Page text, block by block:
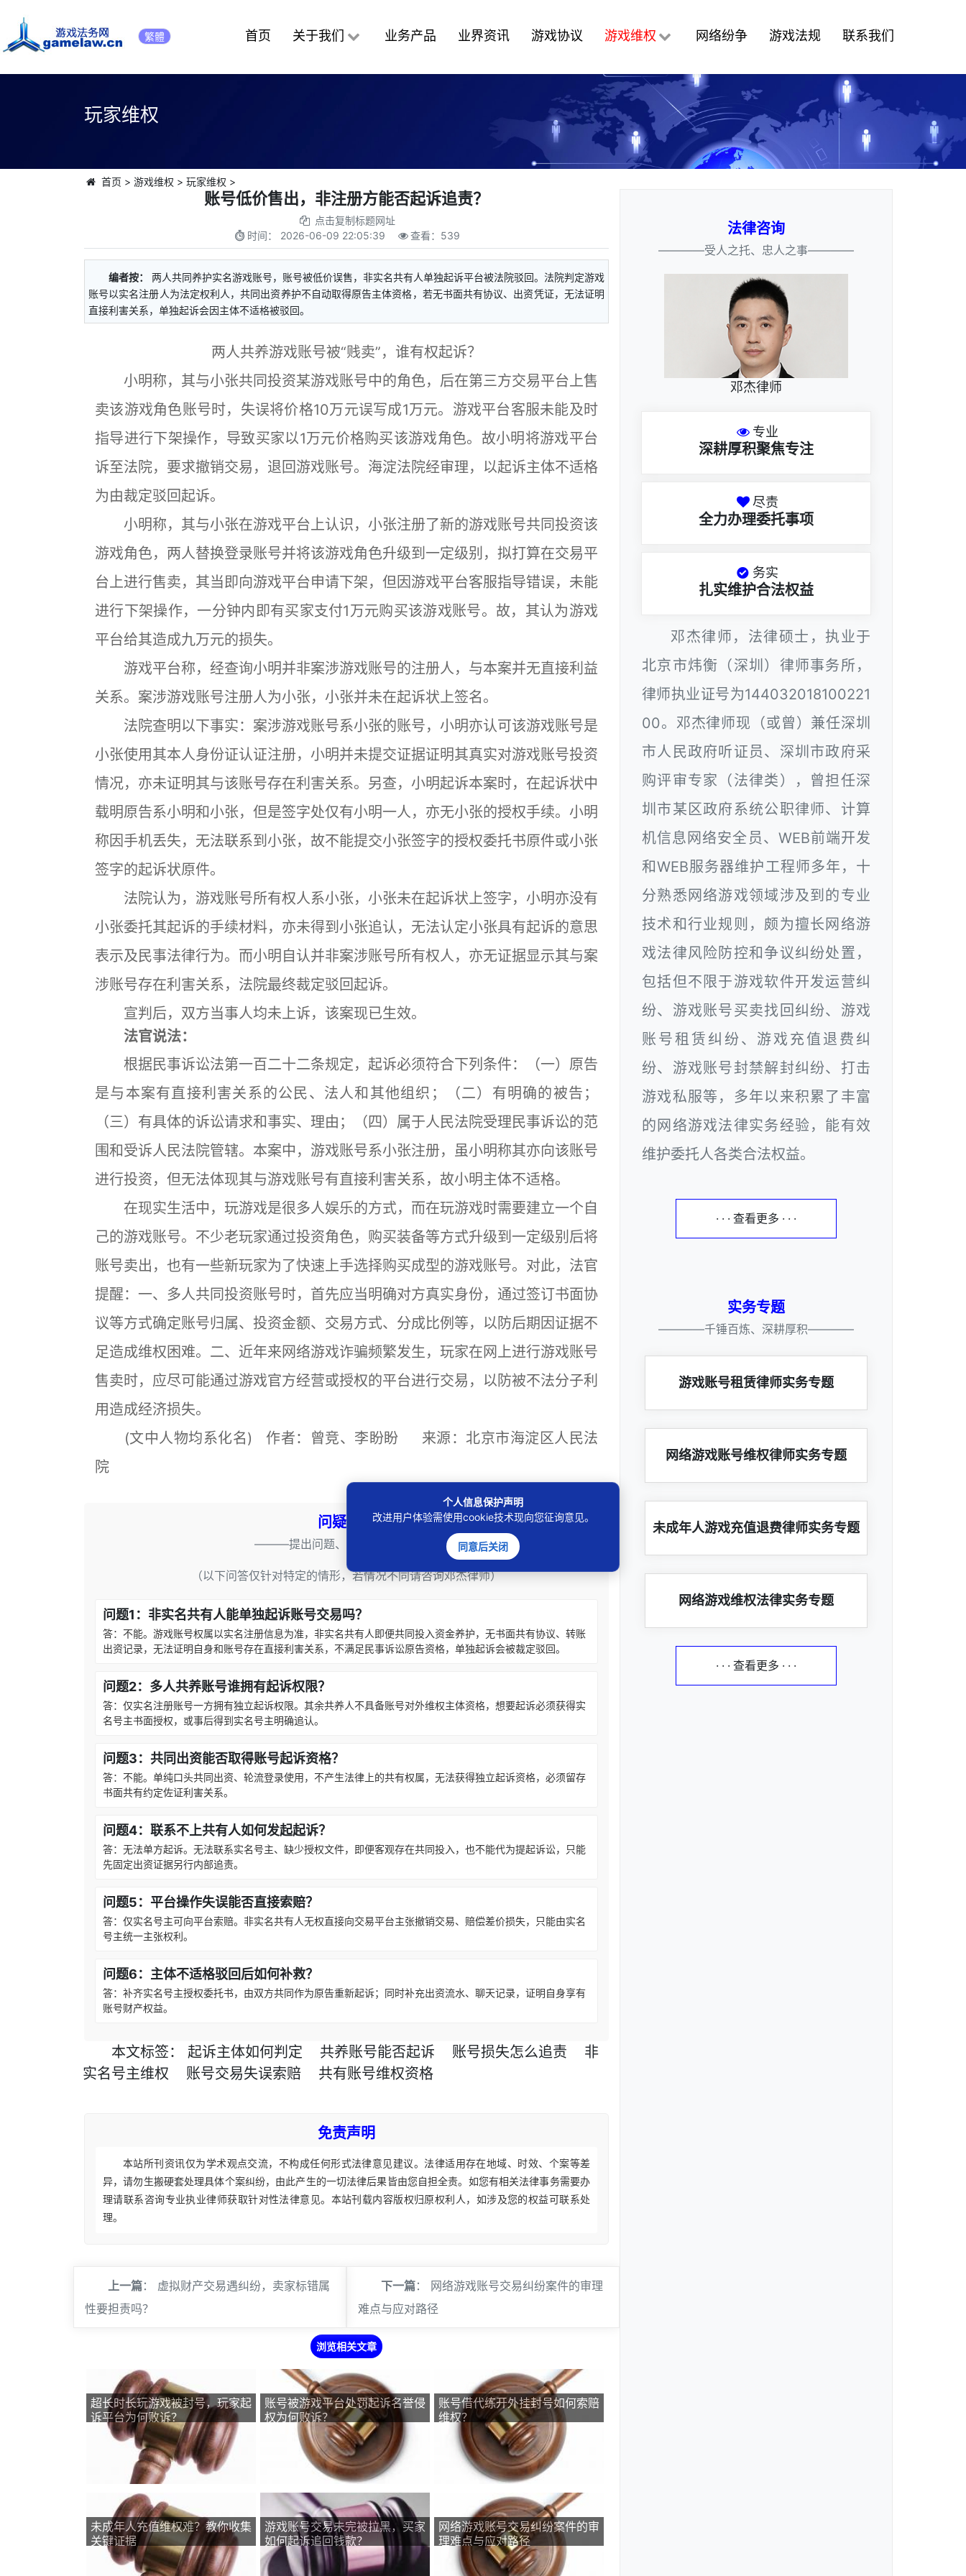
繁體 首页 关于我们 业务产品 业界资讯 游戏协议 游戏维权 网络纷争 游戏法规 联系我们
玩家维权
首页 > 游戏维权 > 玩家维权 >
账号低价售出，非注册方能否起诉追责？
点击复制标题网址
时间： 2026-06-09 22:05:39 查看： 539
编者按：
两人共同养护实名游戏账号，账号被低价误售，非实名共有人单独起诉平台被法院驳回。法院判定游戏
账号以实名注册人为法定权利人，共同出资养护不自动取得原告主体资格，若无书面共有协议、出资凭证，无法证明
直接利害关系，单独起诉会因主体不适格被驳回。
两人共养游戏账号被“贱卖”，谁有权起诉？
小明称，其与小张共同投资某游戏账号中的角色，后在第三方交易平台上售
卖该游戏角色账号时，失误将价格10万元误写成1万元。游戏平台客服未能及时
指导进行下架操作，导致买家以1万元价格购买该游戏角色。故小明将游戏平台
诉至法院，要求撤销交易，退回游戏账号。海淀法院经审理，以起诉主体不适格
为由裁定驳回起诉。
小明称，其与小张在游戏平台上认识，小张注册了新的游戏账号共同投资该
游戏角色，两人替换登录账号并将该游戏角色升级到一定级别，拟打算在交易平
台上进行售卖，其当即向游戏平台申请下架，但因游戏平台客服指导错误，未能
进行下架操作，一分钟内即有买家支付1万元购买该游戏账号。故，其认为游戏
平台给其造成九万元的损失。
游戏平台称，经查询小明并非案涉游戏账号的注册人，与本案并无直接利益
关系。案涉游戏账号注册人为小张，小张并未在起诉状上签名。
法院查明以下事实：案涉游戏账号系小张的账号，小明亦认可该游戏账号是
小张使用其本人身份证认证注册，小明并未提交证据证明其真实对游戏账号投资
情况，亦未证明其与该账号存在利害关系。另查，小明起诉本案时，在起诉状中
载明原告系小明和小张，但是签字处仅有小明一人，亦无小张的授权手续。小明
称因手机丢失，无法联系到小张，故不能提交小张签字的授权委托书原件或小张
签字的起诉状原件。
法院认为，游戏账号所有权人系小张，小张未在起诉状上签字，小明亦没有
小张委托其起诉的手续材料，亦未得到小张追认，无法认定小张具有起诉的意思
表示及民事法律行为。而小明自认并非案涉账号所有权人，亦无证据显示其与案
涉账号存在利害关系，法院最终裁定驳回起诉。
宣判后，双方当事人均未上诉，该案现已生效。
法官说法：
根据民事诉讼法第一百二十二条规定，起诉必须符合下列条件：（一）原告
是与本案有直接利害关系的公民、法人和其他组织；（二）有明确的被告；
（三）有具体的诉讼请求和事实、理由；（四）属于人民法院受理民事诉讼的范
围和受诉人民法院管辖。本案中，游戏账号系小张注册，虽小明称其亦向该账号
进行投资，但无法体现其与游戏账号有直接利害关系，故小明主体不适格。
在现实生活中，玩游戏是很多人娱乐的方式，而在玩游戏时需要建立一个自
己的游戏账号。不少老玩家通过投资角色，购买装备等方式升级到一定级别后将
账号卖出，也有一些新玩家为了快速上手选择购买成型的游戏账号。对此，法官
提醒：一、多人共同投资账号时，首先应当明确对方真实身份，通过签订书面协
议等方式确定账号归属、投资金额、交易方式、分成比例等，以防后期因证据不
足造成维权困难。二、近年来网络游戏诈骗频繁发生，玩家在网上进行游戏账号
售卖时，应尽可能通过游戏官方经营或授权的平台进行交易，以防被不法分子利
用造成经济损失。
(文中人物均系化名) 作者：曾竞、李盼盼 来源：北京市海淀区人民法
院
问疑解惑
———提出问题、得到解答————
（以下问答仅针对特定的情形，若情况不同请咨询邓杰律师）
问题1：非实名共有人能单独起诉账号交易吗？
答：不能。游戏账号权属以实名注册信息为准，非实名共有人即便共同投入资金养护，无书面共有协议、转账
出资记录，无法证明自身和账号存在直接利害关系，不满足民事诉讼原告资格，单独起诉会被裁定驳回。
问题2：多人共养账号谁拥有起诉权限？
答：仅实名注册账号一方拥有独立起诉权限。其余共养人不具备账号对外维权主体资格，想要起诉必须获得实
名号主书面授权，或事后得到实名号主明确追认。
问题3：共同出资能否取得账号起诉资格？
答：不能。单纯口头共同出资、轮流登录使用，不产生法律上的共有权属，无法获得独立起诉资格，必须留存
书面共有约定佐证利害关系。
问题4：联系不上共有人如何发起起诉？
答：无法单方起诉。无法联系实名号主、缺少授权文件，即便客观存在共同投入，也不能代为提起诉讼，只能
先固定出资证据另行内部追责。
问题5：平台操作失误能否直接索赔？
答：仅实名号主可向平台索赔。非实名共有人无权直接向交易平台主张撤销交易、赔偿差价损失，只能由实名
号主统一主张权利。
问题6：主体不适格驳回后如何补救？
答：补齐实名号主授权委托书，由双方共同作为原告重新起诉；同时补充出资流水、聊天记录，证明自身享有
账号财产权益。
本文标签： 起诉主体如何判定 共养账号能否起诉 账号损失怎么追责
非
实名号主维权
账号交易失误索赔 共有账号维权资格
免责声明
本站所刊资讯仅为学术观点交流，不构成任何形式法律意见建议。法律适用存在地域、时效、个案等差
异，请勿生搬硬套处理具体个案纠纷，由此产生的一切法律后果皆由您自担全责。如您有相关法律事务需要办
理请联系咨询专业执业律师获取针对性法律意见。本站刊载内容版权归原权利人，如涉及您的权益可联系处
理。
上一篇： 虚拟财产交易遇纠纷，卖家标错属
性要担责吗？
下一篇： 网络游戏账号交易纠纷案件的审理
难点与应对路径
浏览相关文章
超长时长玩游戏被封号，玩家起
诉平台为何败诉？
账号被游戏平台处罚起诉名誉侵
权为何败诉？
账号借代练开外挂封号如何索赔
维权？
未成年人充值维权难？教你收集
关键证据
游戏账号交易未完被拉黑，买家
如何起诉追回钱款？
网络游戏账号交易纠纷案件的审
理难点与应对路径
法律咨询
————受人之托、忠人之事————
邓杰律师
专业
深耕厚积聚焦专注
尽责
全力办理委托事项
务实
扎实维护合法权益
邓杰律师，法律硕士，执业于
北京市炜衡（深圳）律师事务所，
律师执业证号为144032018100221
00。邓杰律师现（或曾）兼任深圳
市人民政府听证员、深圳市政府采
购评审专家（法律类），曾担任深
圳市某区政府系统公职律师、计算
机信息网络安全员、WEB前端开发
和WEB服务器维护工程师多年，十
分熟悉网络游戏领域涉及到的专业
技术和行业规则，颇为擅长网络游
戏法律风险防控和争议纠纷处置，
包括但不限于游戏软件开发运营纠
纷、游戏账号买卖找回纠纷、游戏
账号租赁纠纷、游戏充值退费纠
纷、游戏账号封禁解封纠纷、打击
游戏私服等，多年以来积累了丰富
的网络游戏法律实务经验，能有效
维护委托人各类合法权益。
· · · 查看更多 · · ·
实务专题
————千锤百炼、深耕厚积————
游戏账号租赁律师实务专题
网络游戏账号维权律师实务专题
未成年人游戏充值退费律师实务专题
网络游戏维权法律实务专题
· · · 查看更多 · · ·
个人信息保护声明
改进用户体验需使用cookie技术现向您征询意见。
同意后关闭